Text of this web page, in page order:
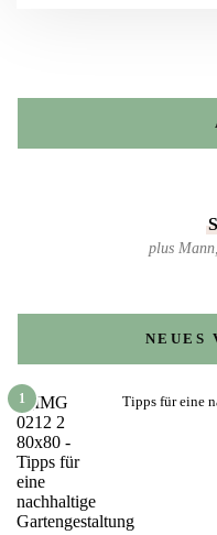
plus
NEUES
1 Tipps für eine